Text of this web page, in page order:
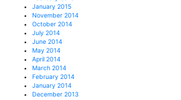
January 2015
November 2014
October 2014
July 2014
June 2014
May 2014
April 2014
March 2014
February 2014
January 2014
December 2013